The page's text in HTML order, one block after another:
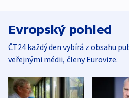
Evropský pohled
ČT24 každý den vybírá z obsahu
veřejnými médii, členy Eurovize.